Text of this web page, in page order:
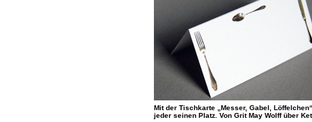
Mit der Tischkarte „Messer, Gabel,
jeder seinen Platz. Von Grit May Wolff über